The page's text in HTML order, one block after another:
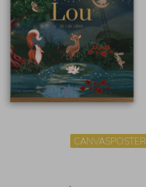
CANVASPOSTER